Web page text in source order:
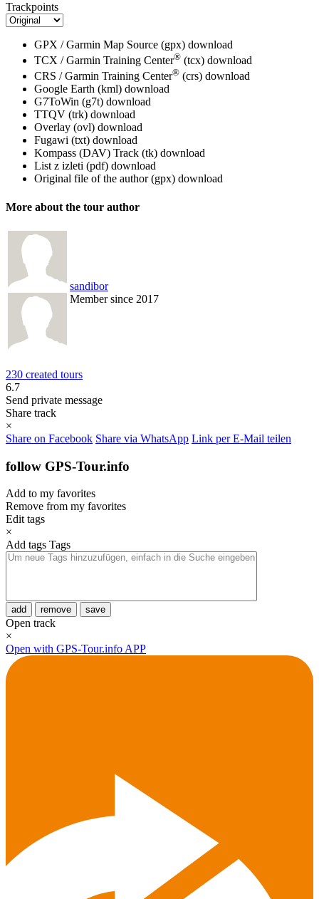
Trackpoints
GPX / Garmin Map Source (gpx) download
TCX / Garmin Training Center® (tcx) download
CRS / Garmin Training Center® (crs) download
Google Earth (kml) download
G7ToWin (g7t) download
TTQV (trk) download
Overlay (ovl) download
Fugawi (txt) download
Kompass (DAV) Track (tk) download
List z izleti (pdf) download
Original file of the author (gpx) download
More about the tour author
sandibor
Member since 2017
230 created tours
6.7
Send private message
Share track
×
Share on Facebook Share via WhatsApp Link per E-Mail teilen
follow GPS-Tour.info
Add to my favorites
Remove from my favorites
Edit tags
×
Add tags Tags
add remove save
Open track
×
Open with GPS-Tour.info APP